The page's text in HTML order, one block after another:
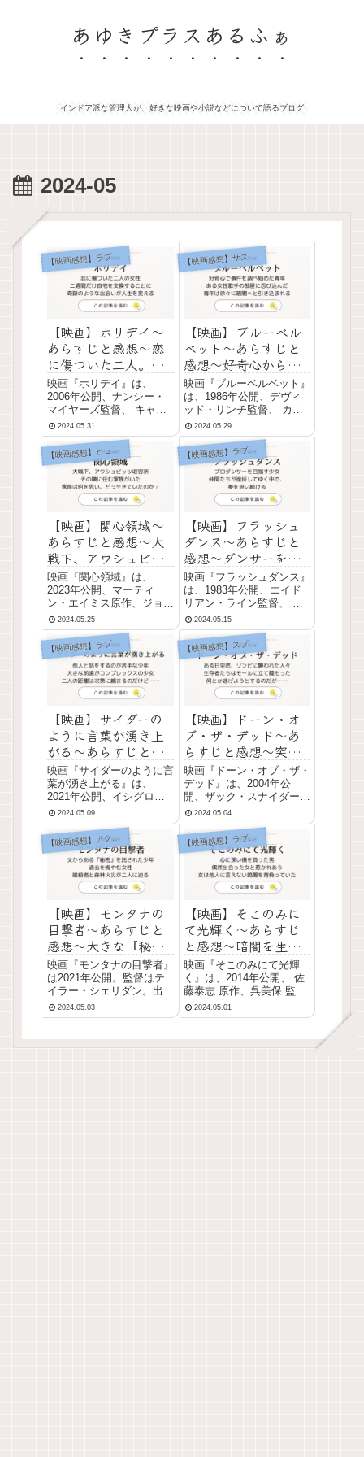
あゆきプラスあるふぁ
インドア派な管理人が、好きな映画や小説などについて語るブログ
2024-05
【映画感想】ラブストーリー
【映画】ホリデイ～
あらすじと感想～恋
に傷ついた二人。自
宅を交換した二週間
で人生が輝きだす
映画『ホリデイ』は、
2006年公開、ナンシー・
マイヤーズ監督、 キャメ
ロン・ディアス、ケイト・
ウィンスレット、ジュー
ド・ロウ、ジャック・ブラ
ック出演によるラブストー
リー。 映画『ホリデイ』
あらすじ アイリスはずっ
と付き合ってきた恋人が別
2024.05.31
【
映画感想】サスペンス
【映画】ブルーベル
ベット～あらすじと
感想～好奇心から始
めた行動により、や
がて倒錯した世界に
引き込まれる
映画『ブルーベルベット』
は、1986年公開、デヴィ
ッド・リンチ監督、 カイ
ル・マクラクラン、ザベ
ラ・ロッセリーニ、デニ
ス・ホッパー、ローラ・ダ
ーン出演によるサスペン
ス。 映画『ブルーベルベ
ット』あらすじ ジェフェ
リーは大学を休学して田舎
2024.05.29
【映画感想】ヒューマンドラマ
【映画】関心領域～
あらすじと感想～大
戦下、アウシュビッ
ツ収容所の隣で平和
に暮らす家族の姿
映画『関心領域』は、
2023年公開、マーティ
ン・エイミス原作、ジョナ
サン・グレイザー監督、
クリスティアン・フリーデ
ル、ザンドラ・ヒュラー出
演による戦時下のヒューマ
ンドラマ。 原作はマーテ
ィン・エイミス著『関心領
域』。 映画『関心領域』
2024.05.25
【映画感想】ラブストーリー
【映画】フラッシュ
ダンス～あらすじと
感想～ダンサーを目
指す少女は夢を追い
続ける
映画『フラッシュダンス』
は、1983年公開、エイド
リアン・ライン監督、 ジ
ェニファー・ビールス、マ
イケル・ヌーリー、シンシ
ア・ローズ出演による青春
ラブストーリー。 映画
『フラッシュダンス』あら
すじ アレックスは、昼は
溶接工、夜はバーでダ...
2024.05.15
【映画感想】ラブストーリー
【映画】サイダーの
ように言葉が湧き上
がる～あらすじと感
想～眩しく輝く青春
ラブストーリー
映画『サイダーのように言
葉が湧き上がる』は、
2021年公開、イシグロキ
ョウヘイ監督、 市川染五
郎、杉咲花出演による青春
ラブストーリー。 映画
『サイダーのように言葉が
湧き上がる』あらすじ 他
人と話をしたり、人前で話
をするのが苦手な少年チェ
2024.05.09
【映画感想】スプラッタ系ホラー
【映画】ドーン・オ
ブ・ザ・デッド～あ
らすじと感想～突然
ゾンビに襲われた
人々。逃げ延びるこ
とはできるのか？
映画『ドーン・オブ・ザ・
デッド』は、2004年公
開、ザック・スナイダー監
督、 サラ・ポーリー、ヴ
ィング・レイムス、メキ・
ファイファー出演によるゾ
ンビ系ホラー映画。 映画
『ドーン・オブ・ザ・デッ
ド』あらすじ 看護師のア
ナは夫ルイスとともに平
2024.05.04
【
映画感想】アクション
【映画】モンタナの
目撃者～あらすじと
感想～大きな『秘
密』を託された少年
を暗殺者が追う
映画『モンタナの目撃者』
は2021年公開。監督はテ
イラー・シェリダン。出演
はアンジェリーナ・ジョリ
ー、フィン・リトル。 映
2024.05.03
【映画感想】ラブストーリー
【映画】そこのみに
て光輝く～あらすじ
と感想～暗闇を生き
る二人が惹かれあい
互いの光となる
映画『そこのみにて光輝
く』は、2014年公開、 佐
藤泰志 原作、呉美保 監
督、綾野剛、池脇千鶴、菅
田将暉、高橋和也 出演に
2024.05.01